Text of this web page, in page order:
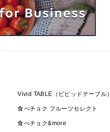
Vivid TABLE（ビビッドテーブル）
食べチョク フルーツセレクト
食べチョク&more